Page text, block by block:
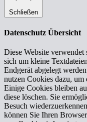
Schließen
Datenschutz Übersicht
Diese Website verwendet
sich um kleine
Endgerät abgelegt
nutzen Cookies dazu, um
Einige Cookies bleiben
diese löschen. Sie
Besuch
können Sie Ihren